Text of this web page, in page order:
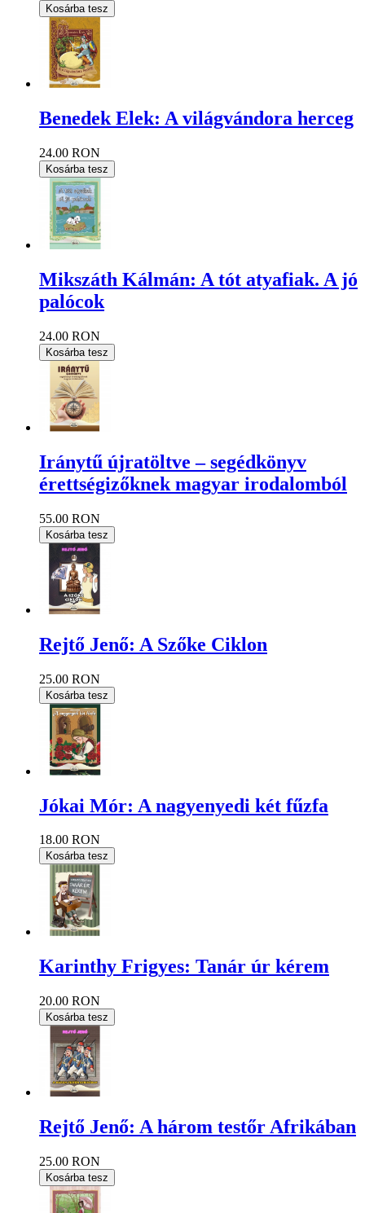
Kosárba tesz
Benedek Elek: A világvándora herceg
24.00 RON
Kosárba tesz
Mikszáth Kálmán: A tót atyafiak. A jó
palócok
24.00 RON
Kosárba tesz
Iránytű újratöltve – segédkönyv
érettségizőknek magyar irodalomból
55.00 RON
Kosárba tesz
Rejtő Jenő: A Szőke Ciklon
25.00 RON
Kosárba tesz
Jókai Mór: A nagyenyedi két fűzfa
18.00 RON
Kosárba tesz
Karinthy Frigyes: Tanár úr kérem
20.00 RON
Kosárba tesz
Rejtő Jenő: A három testőr Afrikában
25.00 RON
Kosárba tesz